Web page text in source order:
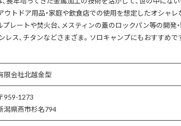
ウトドア用品・家庭や飲食店での使用を想定したオシャレ
レートや焚火台、メスティンの蓋のロックパン等の開発
レス、チタンなどさまざま。ソロキャンプにもおすすめで
限会社北越金型
959-1273
潟県燕市杉名794